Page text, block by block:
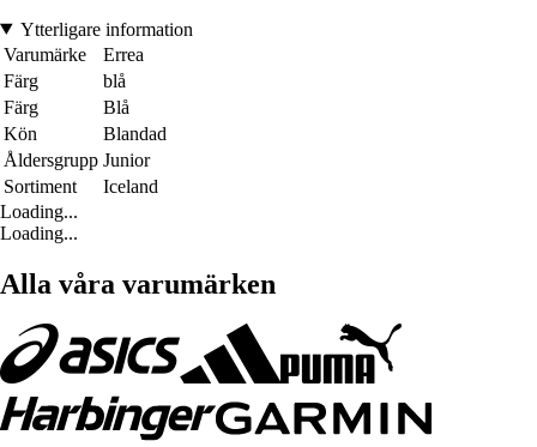
Ytterligare information
Varumärke
Errea
Färg
blå
Färg
Blå
Kön
Blandad
Åldersgrupp Junior
Sortiment
Iceland
Loading...
Loading...
Alla våra varumärken